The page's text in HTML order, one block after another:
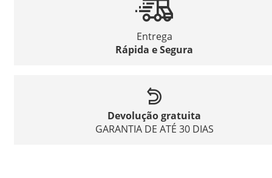
Entrega
Rápida e Segura
Devolução gratuita
GARANTIA DE ATÉ 30 DIAS